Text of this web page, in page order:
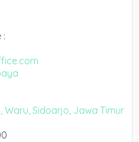
:
Waru, Sidoarjo, Jawa Timur